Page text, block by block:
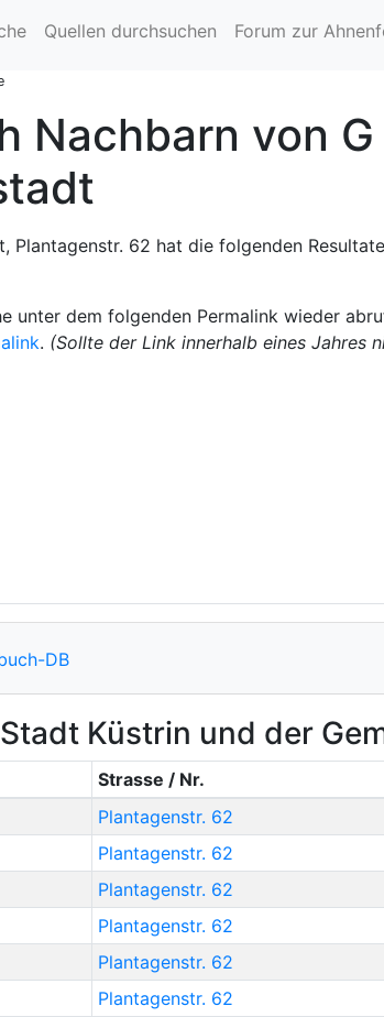
Quellen durchsuchen Forum zur
Nachbarn von
Plantagenstr. 62 hat die folgenden
unter dem folgenden Permalink wieder
. (Sollte der Link innerhalb eines Jahres
DB
Küstrin und der
Strasse / Nr.
Plantagenstr. 62
Plantagenstr. 62
Plantagenstr. 62
Plantagenstr. 62
Plantagenstr. 62
Plantagenstr. 62